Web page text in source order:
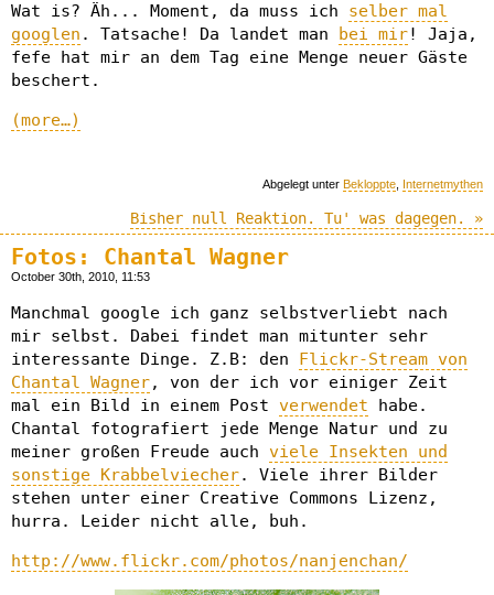
Wat is? Äh... Moment, da muss ich selber mal
googlen . Tatsache! Da landet man bei mir! Jaja,
fefe hat mir an dem Tag eine Menge neuer Gäste
beschert.
(more…)
Abgelegt unter Bekloppte Internetmythen
Bisher null Reaktion. Tu' was dagegen. »
Fotos: Chantal Wagner
October 30th, 2010, 11:53
Manchmal google ich ganz selbstverliebt nach
mir selbst. Dabei findet man mitunter sehr
interessante Dinge. Z.B: den Flickr-Stream von
Chantal Wagner, von der ich vor einiger Zeit
mal ein Bild in einem Post verwendet habe.
Chantal fotografiert jede Menge Natur und zu
meiner großen Freude auch viele Insekten und
sonstige Krabbelviecher. Viele ihrer Bilder
stehen unter einer Creative Commons Lizenz,
hurra. Leider nicht alle, buh.
http://www.flickr.com/photos/nanjenchan/